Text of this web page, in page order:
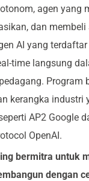
agen yang
dan
AI yang
time langsung
Program
kerangka industri
AP2 Google
OpenAI.
bermitra untuk
dengan